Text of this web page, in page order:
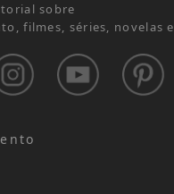
sobre
filmes, séries, novelas e